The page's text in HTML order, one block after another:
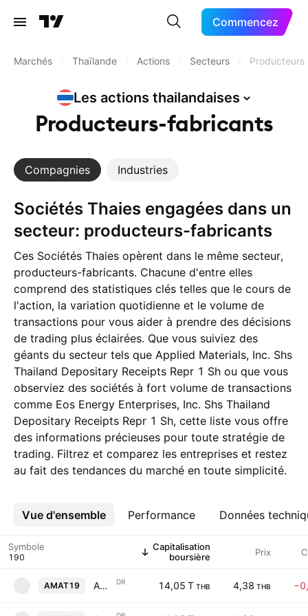
Commencez
Marchés Thaïlande Actions Secteurs
Les actions thailandaises
Producteurs-fabricants
Compagnies Industries
Sociétés Thaies engagées dans un
secteur: producteurs-fabricants
Ces Sociétés Thaies opèrent dans le même secteur,
producteurs-fabricants. Chacune d'entre elles
comprend des statistiques clés telles que le cours de
l'action, la variation quotidienne et le volume de
transactions pour vous aider à prendre des décisions
de trading plus éclairées. Que vous suiviez des
géants du secteur tels que Applied Materials, Inc. Shs
Thailand Depositary Receipts Repr 1 Sh ou que vous
observiez des sociétés à fort volume de transactions
comme Eos Energy Enterprises, Inc. Shs Thailand
Depositary Receipts Repr 1 Sh, cette liste vous offre
des informations précieuses pour toute stratégie de
trading. Filtrez et comparez les entreprises et restez
au fait des tendances du marché en toute simplicité.
Vue d'ensemble Performance Données
Plus
Symbole
Capitalisation
boursière
Prix
AMAT19 Applied Materials, Inc. Shs Thailand Depositary Receipts Repr 1 Sh DR 14,05 T THB 4,38 THB